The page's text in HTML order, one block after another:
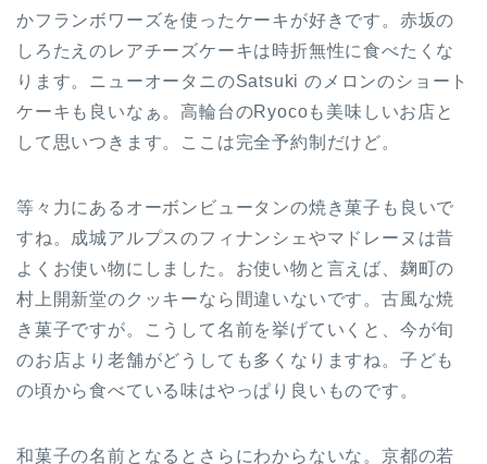
かフランボワーズを使ったケーキが好きです。赤坂の
しろたえのレアチーズケーキは時折無性に食べたくな
ります。ニューオータニのSatsuki のメロンのショート
ケーキも良いなぁ。高輪台のRyocoも美味しいお店と
して思いつきます。ここは完全予約制だけど。
等々力にあるオーボンビュータンの焼き菓子も良いで
すね。成城アルプスのフィナンシェやマドレーヌは昔
よくお使い物にしました。お使い物と言えば、麹町の
村上開新堂のクッキーなら間違いないです。古風な焼
き菓子ですが。こうして名前を挙げていくと、今が旬
のお店より老舗がどうしても多くなりますね。子ども
の頃から食べている味はやっぱり良いものです。
和菓子の名前となるとさらにわからないな。京都の若